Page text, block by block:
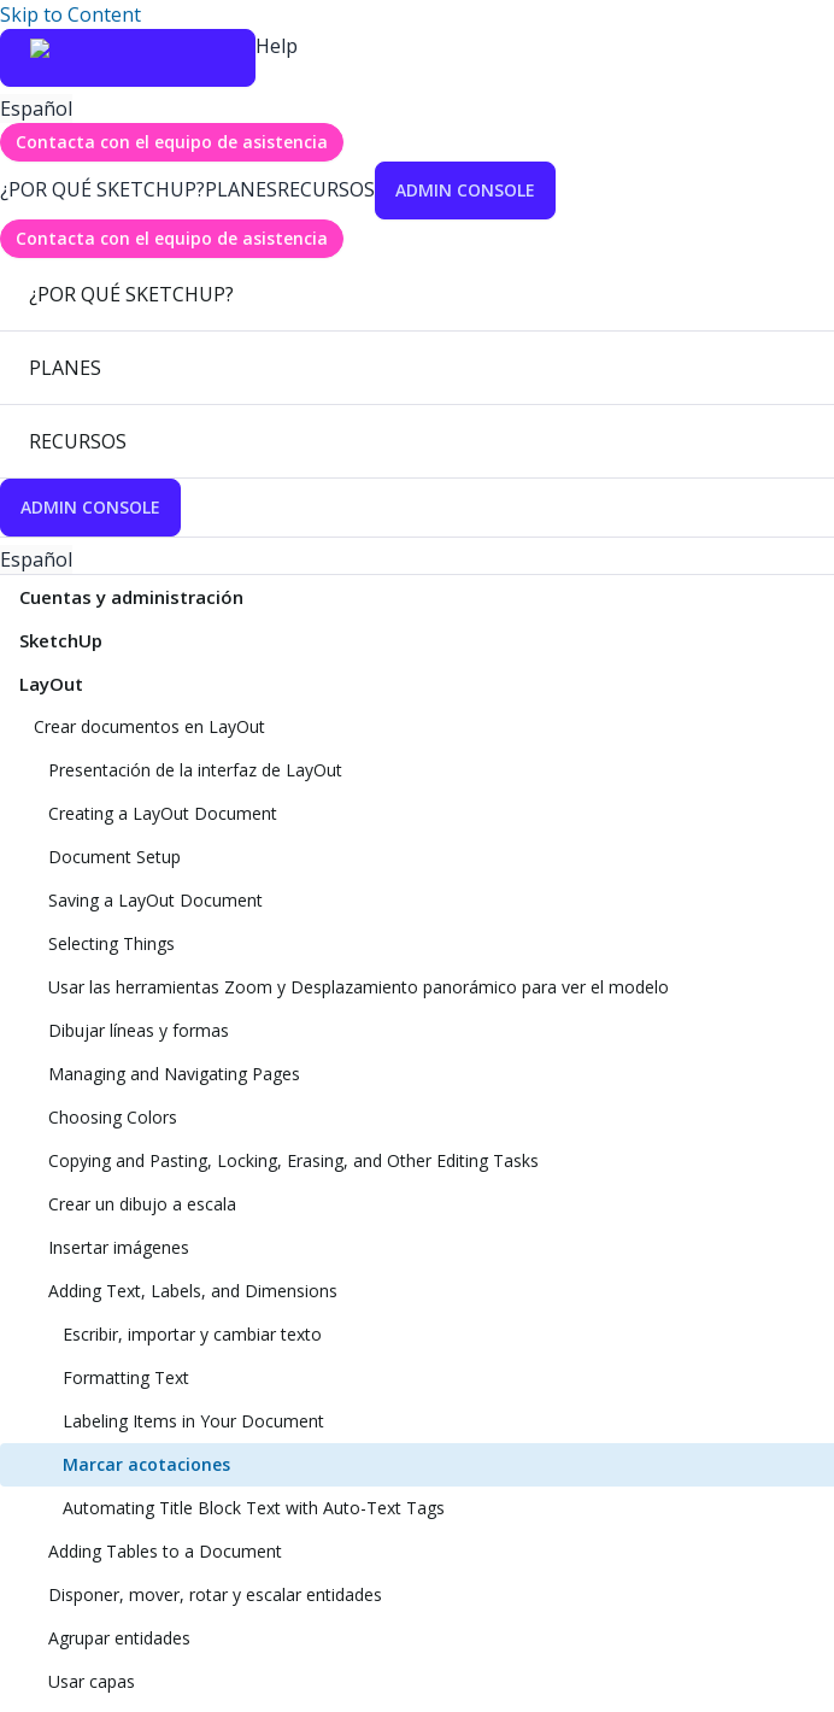
Skip to Content
Help
Español
Contacta con el equipo de asistencia
¿POR QUÉ SKETCHUP?PLANESRECURSOS ADMIN CONSOLE
Contacta con el equipo de asistencia
¿POR QUÉ SKETCHUP?
PLANES
RECURSOS
ADMIN CONSOLE
Español
Cuentas y administración
SketchUp
LayOut
Crear documentos en LayOut
Presentación de la interfaz de LayOut
Creating a LayOut Document
Document Setup
Saving a LayOut Document
Selecting Things
Usar las herramientas Zoom y Desplazamiento panorámico para ver el modelo
Dibujar líneas y formas
Managing and Navigating Pages
Choosing Colors
Copying and Pasting, Locking, Erasing, and Other Editing Tasks
Crear un dibujo a escala
Insertar imágenes
Adding Text, Labels, and Dimensions
Escribir, importar y cambiar texto
Formatting Text
Labeling Items in Your Document
Marcar acotaciones
Automating Title Block Text with Auto-Text Tags
Adding Tables to a Document
Disponer, mover, rotar y escalar entidades
Agrupar entidades
Usar capas